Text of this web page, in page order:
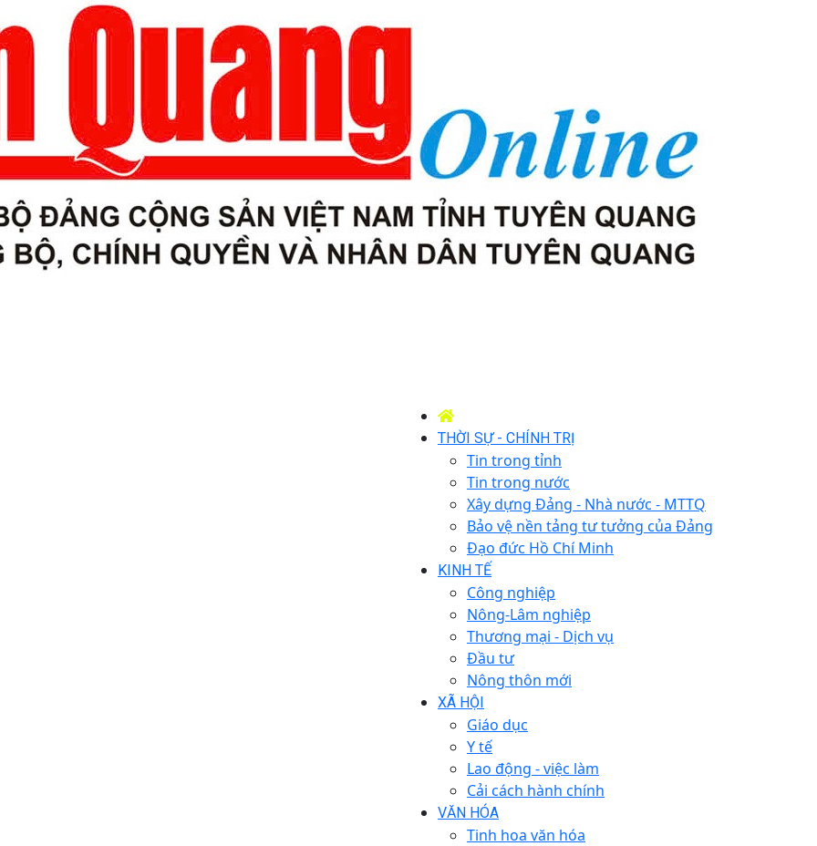
THỜI SỰ - CHÍNH TRỊ
Tin trong tỉnh
Tin trong nước
Xây dựng Đảng - Nhà nước - MTTQ
Bảo vệ nền tảng tư tưởng của Đảng
Đạo đức Hồ Chí Minh
KINH TẾ
Công nghiệp
Nông-Lâm nghiệp
Thương mại - Dịch vụ
Đầu tư
Nông thôn mới
XÃ HỘI
Giáo dục
Y tế
Lao động - việc làm
Cải cách hành chính
VĂN HÓA
Tinh hoa văn hóa